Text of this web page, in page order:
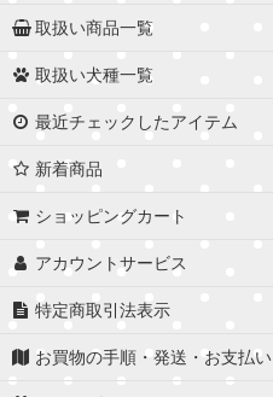
取扱い商品一覧
取扱い犬種一覧
最近チェックしたアイテム
新着商品
ショッピングカート
アカウントサービス
特定商取引法表示
お買物の手順・発送・お支払い